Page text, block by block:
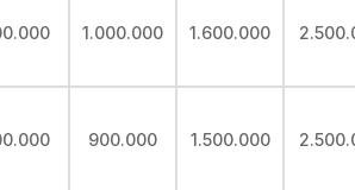
1.000.000 1.600.000
900.000 1.500.000